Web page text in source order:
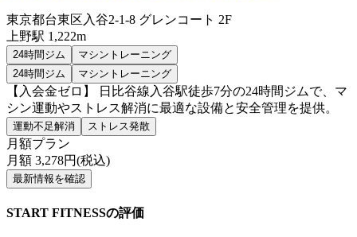
東京都台東区入谷2-1-8 グレンコート 2F
上野駅 1,222m
24時間ジム
マシントレーニング
24時間ジム
マシントレーニング
【入会金ゼロ】 日比谷線入谷駅徒歩7分の24時間ジムで、マ
シン運動やストレス解消に最適な設備と安全管理を提供。
運動不足解消 ストレス発散
月額プラン
月額 3,278円(税込)
最新情報を確認
START FITNESSの評価